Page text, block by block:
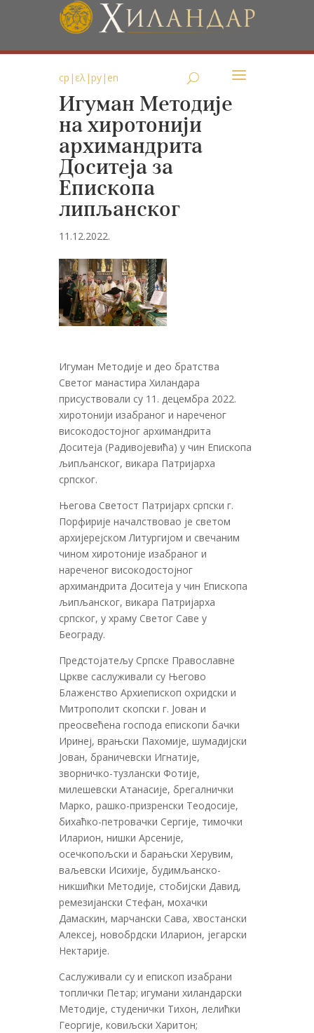
ср | ελ|ру| en
Игуман Методије
на хиротонији
архимандрита
Доситеја за
Епископа
липљанског
11.12.2022.
Игуман Методије и део братства
Светог манастира Хиландара
присуствовали су 11. децембра 2022.
хиротонији изабраног и нареченог
високодостојног архимандрита
Доситеја (Радивојевића) у чин Епископа
љипљанског, викара Патријарха
српског.
Његовa Светост Патријарх српски г.
Порфирије началствовао је светом
архијерејском Литургијом и свечаним
чином хиротоније изабраног и
нареченог високодостојног
архимандрита Доситеја у чин Епископа
љипљанског, викара Патријарха
српског, у храму Светог Саве у
Београду.
Предстојатељу Српске Православне
Цркве саслуживали су Његово
Блаженство Архиепископ охридски и
Митрополит скопски г. Јован и
преосвећена господа епископи бачки
Иринеј, врањски Пахомије, шумадијски
Јован, браничевски Игнатије,
зворничко-тузлански Фотије,
милешевски Атанасије, брегалнички
Марко, рашко-призренски Теодосије,
бихаћко-петровачки Сергије, тимочки
Иларион, нишки Арсеније,
осечкопољски и барањски Херувим,
ваљевски Исихије, будимљанско-
никшићки Методије, стобијски Давид,
ремезијански Стефан, мохачки
Дамаскин, марчански Сава, хвостански
Алексеј, новобрдски Иларион, јегарски
Нектарије.
Саслуживали су и епископ изабрани
топлички Петар; игумани хиландарски
Методије, студенички Тихон, лелићки
Георгије, ковиљски Харитон;